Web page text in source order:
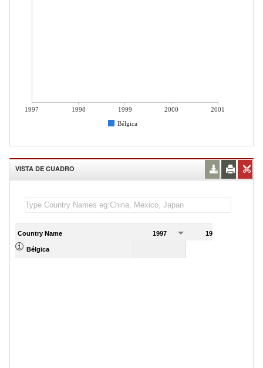
1997 1998 1999 2000
2001
Bélgica
VISTA DE CUADRO
Country Name 1997 1998
Bélgica